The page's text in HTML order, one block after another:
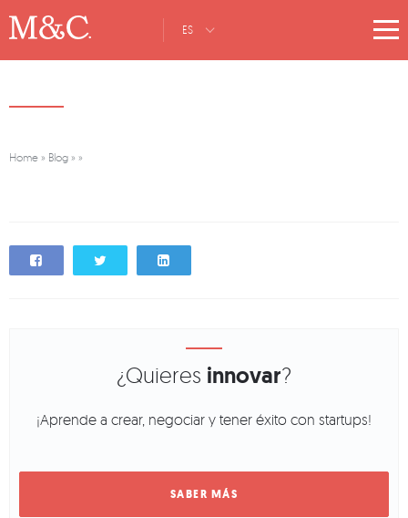
ES
Home » Blog » »
¿Quieres innovar?
¡Aprende a crear, negociar y tener éxito con startups!